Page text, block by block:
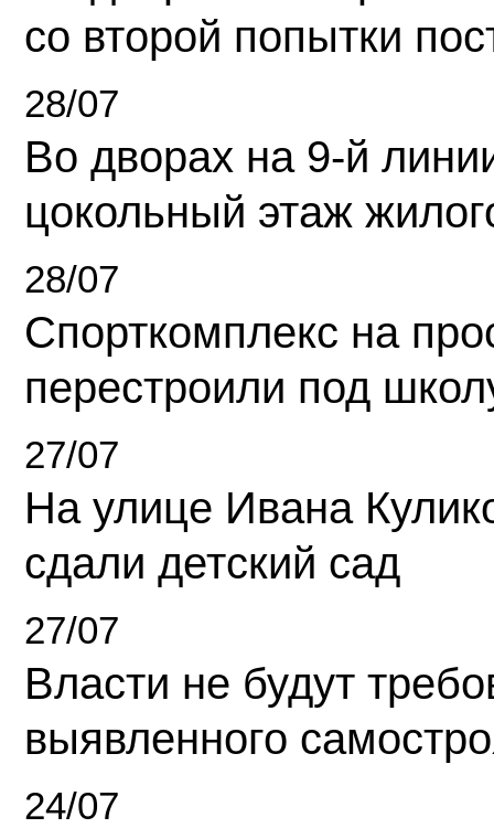
со второй попытки
28/07
Во дворах на 9-й
цокольный этаж
28/07
Спорткомплекс на
перестроили под
27/07
На улице Ивана
сдали детский сад
27/07
Власти не будут
выявленного
24/07